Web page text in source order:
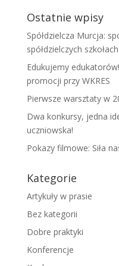
Ostatnie wpisy
Spółdzielcza Murcja:
spółdzielczych szkołach
Edukujemy
promocji przy WKRES
Pierwsze warsztaty w
Dwa konkursy, jedna
uczniowska!
Pokazy filmowe: Siła
Kategorie
Artykuły w prasie
Bez kategorii
Dobre praktyki
Konferencje